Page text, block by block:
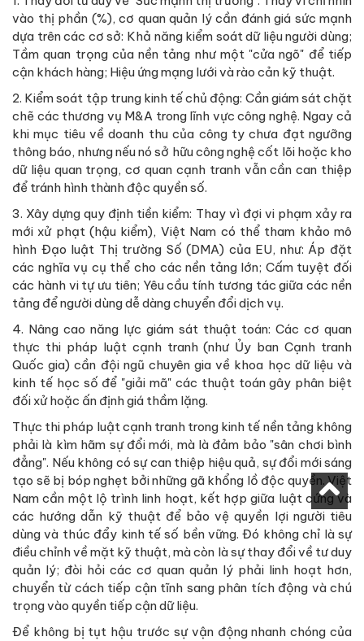
vào thị phần (%), cơ quan quản lý cần đánh giá sức mạnh
dựa trên các cơ sở: Khả năng kiểm soát dữ liệu người dùng;
Tầm quan trọng của nền tảng như một "cửa ngõ" để tiếp
cận khách hàng; Hiệu ứng mạng lưới và rào cản kỹ thuật.
2. Kiểm soát tập trung kinh tế chủ động: Cần giám sát chặt
chẽ các thương vụ M&A trong lĩnh vực công nghệ. Ngay cả
khi mục tiêu về doanh thu của công ty chưa đạt ngưỡng
thông báo, nhưng nếu nó sở hữu công nghệ cốt lõi hoặc kho
dữ liệu quan trọng, cơ quan cạnh tranh vẫn cần can thiệp
để tránh hình thành độc quyền số.
3. Xây dựng quy định tiền kiểm: Thay vì đợi vi phạm xảy ra
mới xử phạt (hậu kiểm), Việt Nam có thể tham khảo mô
hình Đạo luật Thị trường Số (DMA) của EU, như: Áp đặt
các nghĩa vụ cụ thể cho các nền tảng lớn; Cấm tuyệt đối
các hành vi tự ưu tiên; Yêu cầu tính tương tác giữa các nền
tảng để người dùng dễ dàng chuyển đổi dịch vụ.
4. Nâng cao năng lực giám sát thuật toán: Các cơ quan
thực thi pháp luật cạnh tranh (như Ủy ban Cạnh tranh
Quốc gia) cần đội ngũ chuyên gia về khoa học dữ liệu và
kinh tế học số để "giải mã" các thuật toán gây phân biệt
đối xử hoặc ấn định giá thầm lặng.
Thực thi pháp luật cạnh tranh trong kinh tế nền tảng không
phải là kìm hãm sự đổi mới, mà là đảm bảo "sân chơi bình
đẳng". Nếu không có sự can thiệp hiệu quả, sự đổi mới sáng
tạo sẽ bị bóp nghẹt bởi những gã khổng lồ độc quyền. Việt
Nam cần một lộ trình linh hoạt, kết hợp giữa luật cứng và
các hướng dẫn kỹ thuật để bảo vệ quyền lợi người tiêu
dùng và thúc đẩy kinh tế số bền vững. Đó không chỉ là sự
điều chỉnh về mặt kỹ thuật, mà còn là sự thay đổi về tư duy
quản lý; đòi hỏi các cơ quan quản lý phải linh hoạt hơn,
chuyển từ cách tiếp cận tĩnh sang phân tích động và chú
trọng vào quyền tiếp cận dữ liệu.
Để không bị tụt hậu trước sự vận động nhanh chóng của